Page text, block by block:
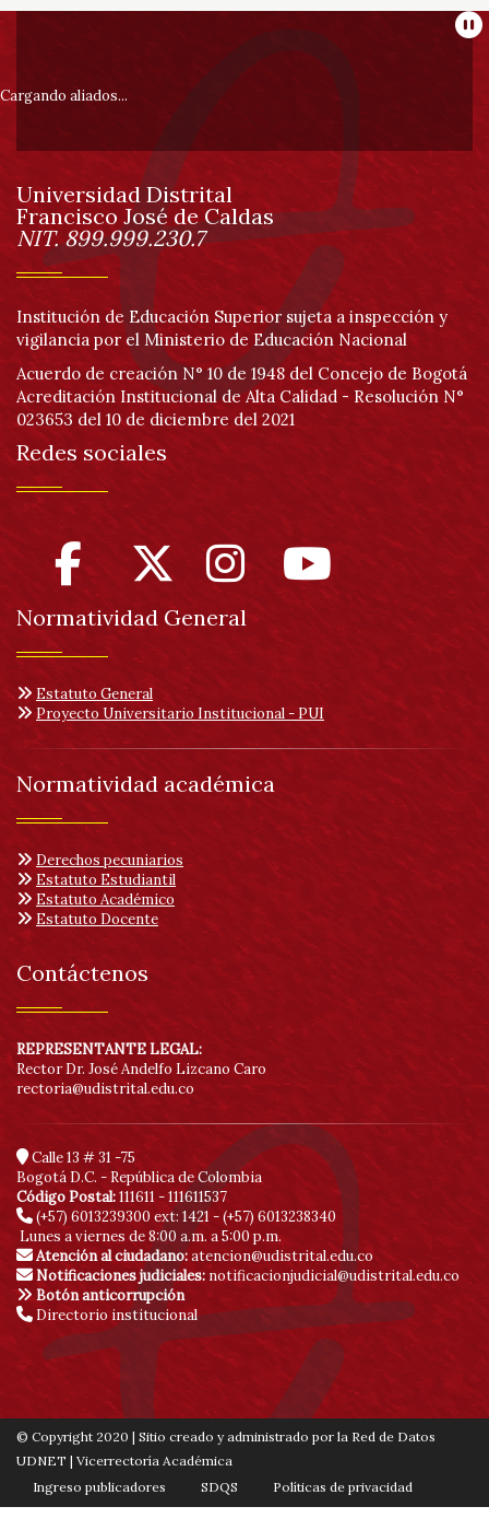
Información
pie
de
página
Cargando aliados...
Información
Universidad Distrital
Francisco José de Caldas
NIT. 899.999.230.7
Institución de Educación Superior sujeta a inspección y
vigilancia por el Ministerio de Educación Nacional
Acuerdo de creación N° 10 de 1948 del Concejo de Bogotá
Acreditación Institucional de Alta Calidad - Resolución N°
023653 del 10 de diciembre del 2021
Redes sociales
Normatividad General
Estatuto General
Proyecto Universitario Institucional - PUI
Normatividad académica
Derechos pecuniarios
Estatuto Estudiantil
Estatuto Académico
Estatuto Docente
Contáctenos
REPRESENTANTE LEGAL:
Rector Dr. José Andelfo Lizcano Caro
rectoria@udistrital.edu.co
Calle 13 # 31 -75
Bogotá D.C. - República de Colombia
Código Postal:111611 - 111611537
(+57) 6013239300 ext: 1421 - (+57) 6013238340
Lunes a viernes de 8:00 a.m. a 5:00 p.m.
Atención al ciudadano:atencion@udistrital.edu.co
Notificaciones judiciales: notificacionjudicial@udistrital.edu.co
Botón anticorrupción
Directorio institucional
© Copyright 2020 | Sitio creado y administrado por la Red de Datos
UDNET | Vicerrectoría Académica
Ingreso publicadores
SDQS
Políticas de privacidad